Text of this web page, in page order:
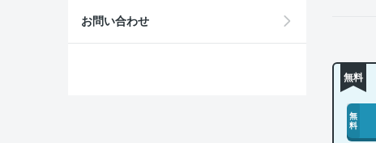
無料
無
料
お問い合わせ